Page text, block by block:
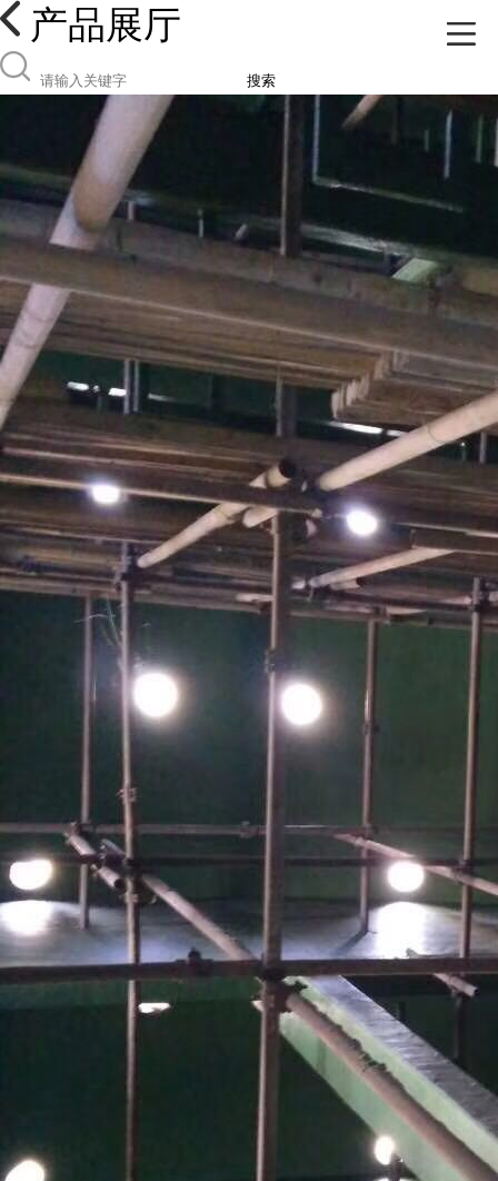
产品展厅
搜索